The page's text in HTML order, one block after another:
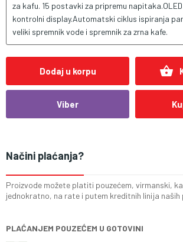
za kafu. 15 postavki za pripremu
kontrolni display.Automatski ciklus ispiranja
veliki spremnik vode i spremnik za zrna kafe.
Dodaj u korpu shopping_basket
Viber
Načini plaćanja?
Proizvode možete platiti pouzećem, virmanski,
jednokratno, na rate i putem kreditnih linija naših
PLAĆANJEM POUZEĆEM U GOTOVINI